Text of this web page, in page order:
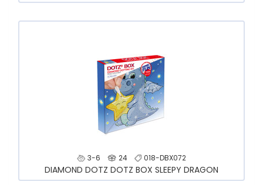
3-6 24 018-DBX072
DIAMOND DOTZ DOTZ BOX SLEEPY DRAGON